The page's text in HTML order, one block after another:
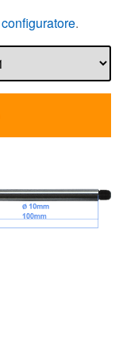
configuratore.